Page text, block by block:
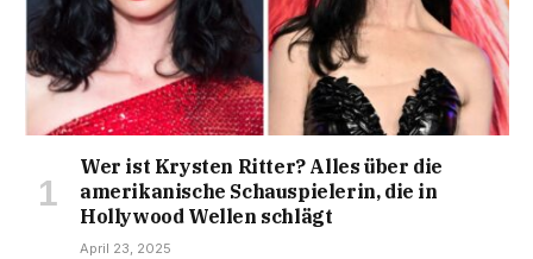
Wer ist Krysten Ritter? Alles über die
amerikanische Schauspielerin, die in
Hollywood Wellen schlägt
April 23, 2025